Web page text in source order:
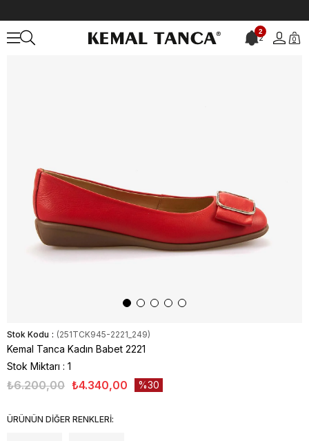
2
2 0
Stok Kodu (251TCK945-2221_249)
Kemal Tanca Kadın Babet 2221
Stok Miktarı : 1
₺6.200,00 ₺4.340,00 30
ÜRÜNÜN DİĞER RENKLERİ: